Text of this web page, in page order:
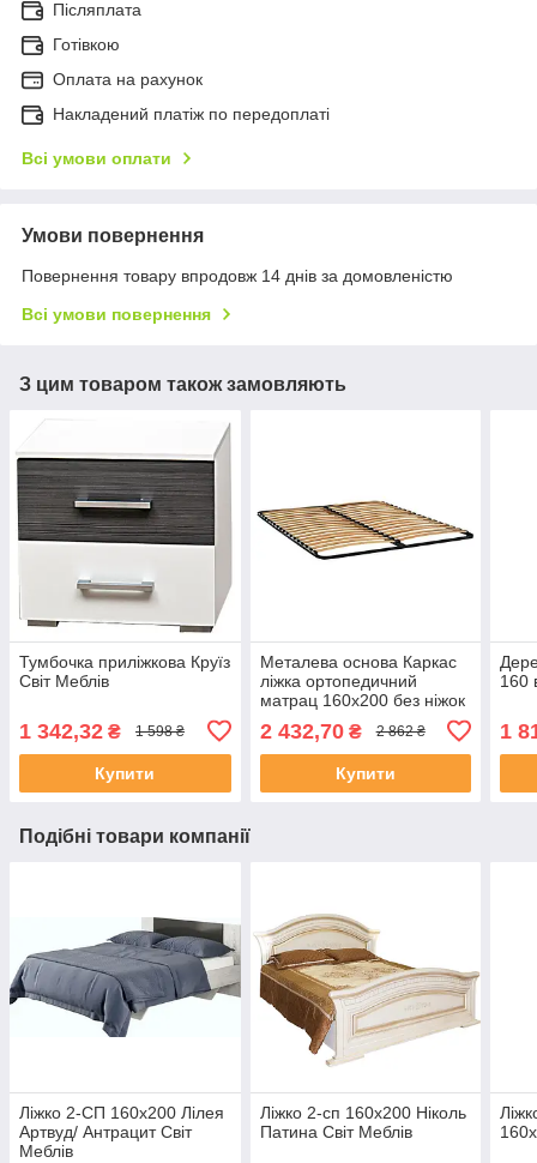
Післяплата
Готівкою
Оплата на рахунок
Накладений платіж по передоплаті
Всі умови оплати
Умови повернення
Повернення товару впродовж 14 днів за домовленістю
Всі умови повернення
З цим товаром також замовляють
Тумбочка приліжкова Круїз
Світ Меблів
1 342,32 ₴ 1 598 ₴
Купити
Металева основа Каркас
ліжка ортопедичний
матрац 160х200 без ніжок
2 432,70₴ 2 862 ₴
Купити
160
1
Подібні товари компанії
Ліжко 2-СП 160х200 Лілея
Артвуд/ Антрацит Світ
Меблів
Ліжко 2-сп 160х200 Ніколь
Патина Світ Меблів